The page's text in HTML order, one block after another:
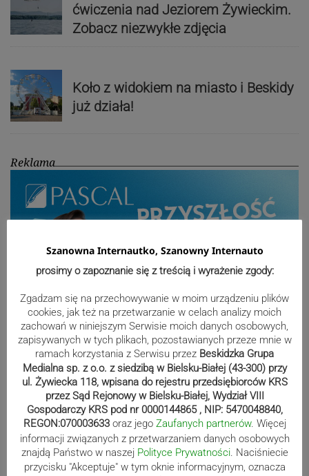
ćwiczenia nad Jeziorem Żywieckim.
Zobacz niezwykłe zdjęcia
Koło z widokiem na miasto i Beskidy
już działa!
Reklama
Sport
Mistrzowie świata z MCK Żywiec!
ZDJĘCIA
Szanowna Internautko, Szanowny Internauto
prosimy o zapoznanie się z treścią i wyrażenie zgody:
Zgadzam się na przechowywanie w moim urządzeniu plików
cookies, jak też na przetwarzanie w celach analizy moich
zachowań w niniejszym Serwisie moich danych osobowych,
zapisywanych w tych plikach, pozostawianych przeze mnie w
ramach korzystania z Serwisu przez Beskidzka Grupa
Medialna sp. z o.o. z siedzibą w Bielsku-Białej (43-300) przy
ul. Żywiecka 118, wpisana do rejestru przedsiębiorców KRS
przez Sąd Rejonowy w Bielsku-Białej, Wydział VIII
Gospodarczy KRS pod nr 0000144865 , NIP: 5470048840,
REGON:070003633 oraz jego Zaufanych partnerów. Więcej
informacji związanych z przetwarzaniem danych osobowych
znajdą Państwo w naszej Polityce Prywatności. Naciśniecie
przycisku "Akceptuje" w tym oknie informacyjnym, oznacza